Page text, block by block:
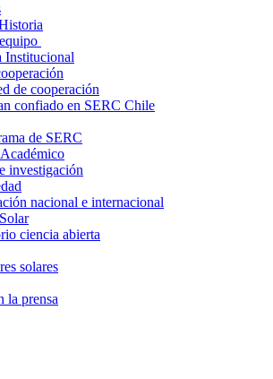
Institucional
de cooperación
confiado en SERC Chile
de SERC
investigación
nacional e internacional
ciencia abierta
solares
la prensa